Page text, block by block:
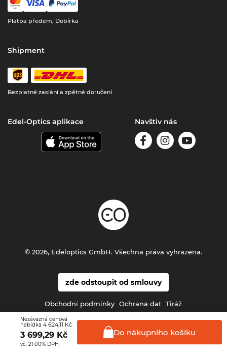
Nezávazná cenová
nabídka 4 624,11 Kč
3 699,29 Kč
vč. 21.00% DPH.
Do nákupního košíku
Platba předem, Dobírka
Shipment
Bezplatné zaslání a zpětné doručení
Edel-Optics aplikace Navštiv nás
zde odstoupit od smlouvy
Obchodní podmínky Ochrana dat Tiráž
© 2026, Edeloptics GmbH. Všechna práva vyhrazena.